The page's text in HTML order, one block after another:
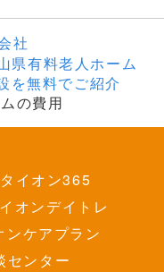
社
県有料老人ホーム
を無料でご紹介
の費用
タイオン365
オンデイトレ
ンケアプラン
センター